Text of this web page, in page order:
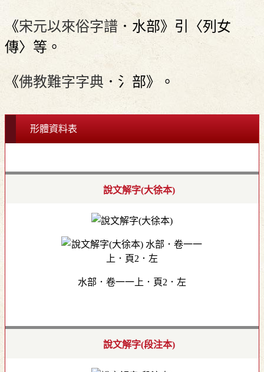
《宋元以來俗字譜 ．水部》引〈列女
傳〉等。
《佛教難字字典 ．氵部》。
形體資料表
說文解字(大徐本)
水部．卷一一上．頁2．左
說文解字(段注本)